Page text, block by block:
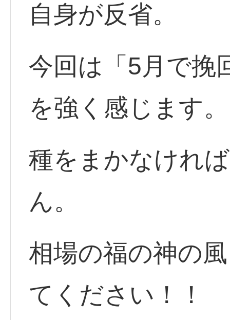
自身が反省。
今回は「5月で挽
を強く感じます。
種をまかなけれ
ん。
相場の福の神の
てください！！